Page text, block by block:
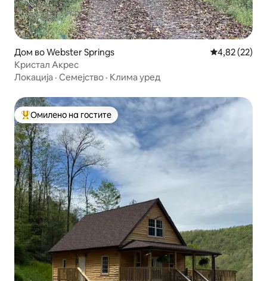
Дом во Webster Springs Просечна
4,82 (22)
Кристал Акрес
Локација · Семејство · Клима уред
Меѓу најуспешните „Омилени на гостите“
Омилено на гостите